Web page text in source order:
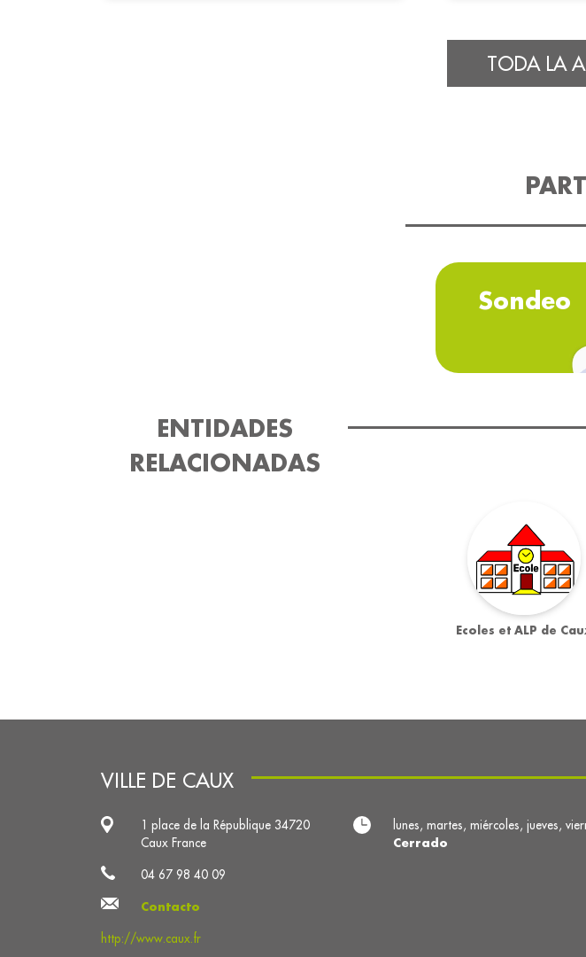
TODA LA
Sondeo
ENTIDADES
RELACIONADAS
Ecoles et ALP de
VILLE DE CAUX
1 place de la République 34720
Caux France
04 67 98 40 09
Contacto
http://www.caux.fr
lunes, martes, miércoles, jueves,
Cerrado